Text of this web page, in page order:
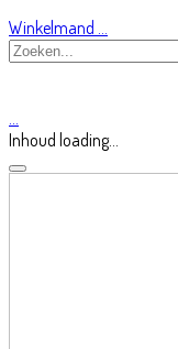
Winkelmand …
…
Inhoud loading...